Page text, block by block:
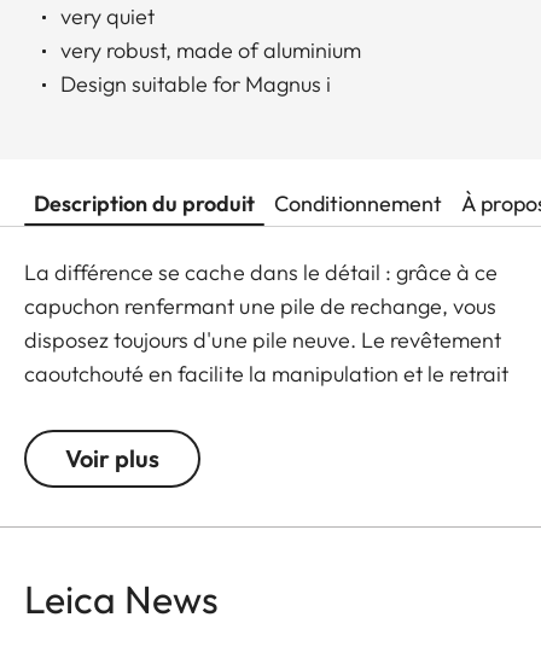
very quiet
very robust, made of aluminium
Design suitable for Magnus i
Description du produit Conditionnement À
La différence se cache dans le détail : grâce à ce
capuchon renfermant une pile de rechange, vous
disposez toujours d'une pile neuve. Le revêtement
caoutchouté en facilite la manipulation et le retrait
Voir plus
Leica News